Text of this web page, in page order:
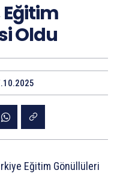
Oldu
Eğitim Gönüllüleri